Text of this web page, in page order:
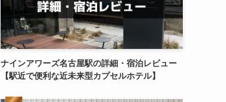
ナインアワーズ名古屋駅の詳細・宿泊レビュー
【駅近で便利な近未来型カプセルホテル】